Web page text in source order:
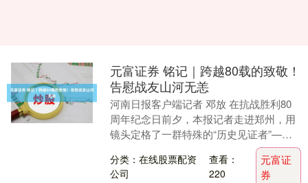
元富证券 铭记｜跨越80载的致敬！
告慰战友山河无恙
河南日报客户端记者 邓放 在抗战胜利80
周年纪念日前夕，本报记者走进郑州，用
镜头定格了一群特殊的“历史见证者”——
抗战老兵。他们中，既有年过百岁、历经
世纪风雨的....
分类：在线股票配资
公司
查看：
220
元富证
券